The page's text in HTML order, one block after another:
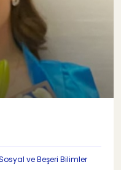
ve Beşeri Bilimler